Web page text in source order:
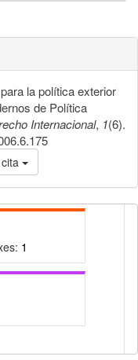
la política exterior
de Política
Internacional, 1(6).
1